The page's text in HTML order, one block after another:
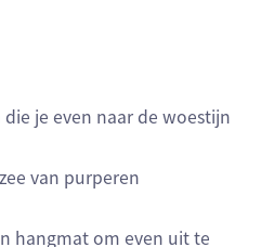
je even naar de woestijn
van purperen
hangmat om even uit te